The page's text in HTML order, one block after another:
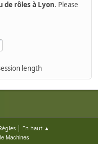
de rôles à Lyon. Please
length
| En haut ▲
Machines